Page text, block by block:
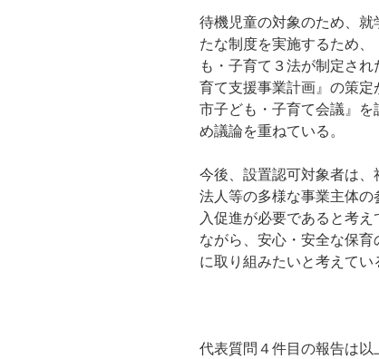
待機児童の対象のため、
たな制度を実施するため
も・子育て３法が制定さ
育て支援事業計画』の策
市子ども・子育て会議』
め議論を重ねている。
今後、設置認可対象者は
法人等の多様な事業主体
入促進が必要であると考
ながら、安心・安全な保
に取り組みたいと考えてい
代表質問４件目の報告は以